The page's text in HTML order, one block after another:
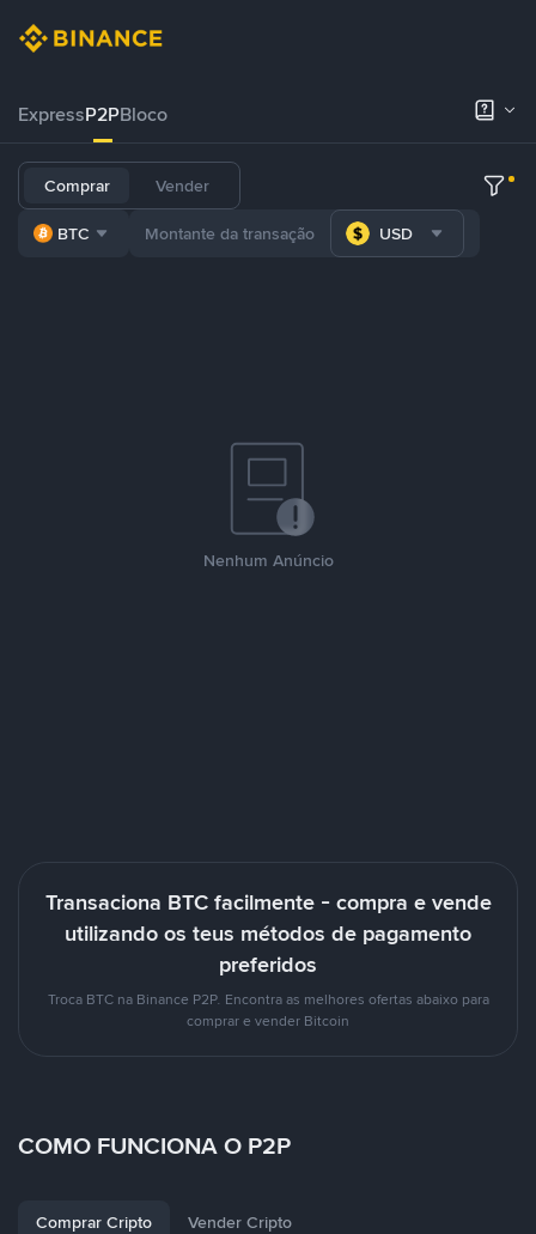
ExpressP2PBloco
Comprar Vender
BTC USD
Nenhum Anúncio
Transaciona BTC facilmente - compra e vende
utilizando os teus métodos de pagamento
preferidos
Troca BTC na Binance P2P. Encontra as melhores ofertas abaixo para
comprar e vender Bitcoin
COMO FUNCIONA O P2P
Comprar Cripto Vender Cripto